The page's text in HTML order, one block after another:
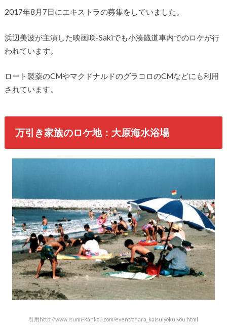
2017年8月7日にエキストラの募集をしていました。
浜辺美波が主演した映画咲-Sakiでも小湊鐡道車内でのロケが行
われています。
ロート製薬のCMやマクドナルドのグラコロのCMなどにも利用
されています。
万引き家族のロケ地：大原海水浴場
引用http://www.isumi-kankou.com/event/ohara_kaisuiyokujyou.html